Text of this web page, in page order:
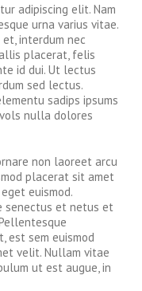
adipiscing elit. Nam
urna varius vitae.
et, interdum nec
placerat, felis
id dui. Ut lectus
sed lectus.
sadips ipsums
nulla dolores
non laoreet arcu
placerat sit amet
euismod.
senectus et netus et
est sem euismod
velit. Nullam vitae
ut est augue, in